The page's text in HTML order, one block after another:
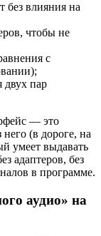
без влияния на
чтобы не
с
двух пар
— это
(в дороге, на
умеет выдавать
адаптеров, без
в программе.
аудио» на